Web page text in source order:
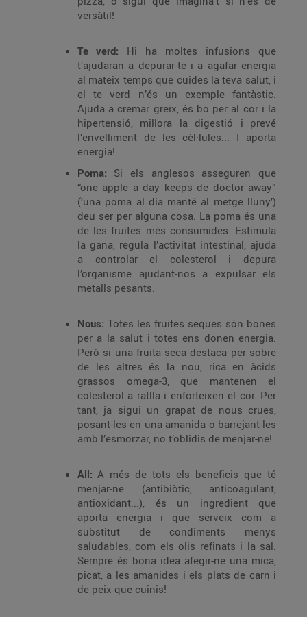
versàtil!
Te verd: Hi ha moltes infusions que
t’ajudaran a depurar-te i a agafar energia
al mateix temps que cuides la teva salut, i
el te verd n’és un exemple fantàstic.
Ajuda a cremar greix, és bo per al cor i la
hipertensió, millora la digestió i prevé
l’envelliment de les cèl·lules... I aporta
energia!
Poma: Si els anglesos asseguren que
“one apple a day keeps de doctor away”
(‘una poma al dia manté al metge lluny’)
deu ser per alguna cosa. La poma és una
de les fruites més consumides. Estimula
la gana, regula l’activitat intestinal, ajuda
a controlar el colesterol i depura
l’organisme ajudant-nos a expulsar els
metalls pesants.
Nous: Totes les fruites seques són bones
per a la salut i totes ens donen energia.
Però si una fruita seca destaca per sobre
de les altres és la nou, rica en àcids
grassos omega-3, que mantenen el
colesterol a ratlla i enforteixen el cor. Per
tant, ja sigui un grapat de nous crues,
posant-les en una amanida o barrejant-les
amb l’esmorzar, no t’oblidis de menjar-ne!
All: A més de tots els beneficis que té
menjar-ne (antibiòtic, anticoagulant,
antioxidant...), és un ingredient que
aporta energia i que serveix com a
substitut de condiments menys
saludables, com els olis refinats i la sal.
Sempre és bona idea afegir-ne una mica,
picat, a les amanides i els plats de carn i
de peix que cuinis!